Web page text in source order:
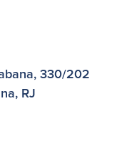
330/202
RJ